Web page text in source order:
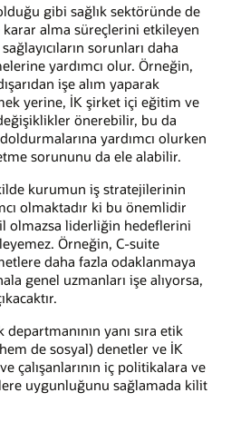
gibi sağlık sektöründe de
alma süreçlerini etkileyen
sorunları daha
yardımcı olur. Örneğin,
işe alım yaparak
yerine, İK şirket içi eğitim ve
önerebilir, bu da
yardımcı olurken
sorununu da ele alabilir.
kurumun iş stratejilerinin
olmaktadır ki bu önemlidir
olmazsa liderliğin hedeflerini
Örneğin, C-suite
daha fazla odaklanmaya
genel uzmanları işe alıyorsa,
yanı sıra etik
de sosyal) denetler ve İK
çalışanlarının iç politikalara ve
uygunluğunu sağlamada kilit